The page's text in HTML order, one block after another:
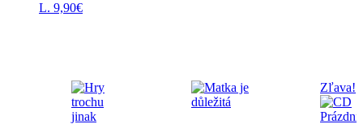
L. 9,90€
Zľava!